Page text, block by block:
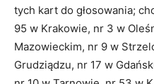
tych kart do głosowania;
95 w Krakowie, nr 3 w
Mazowieckim, nr 9 w
Grudziądzu, nr 17 w